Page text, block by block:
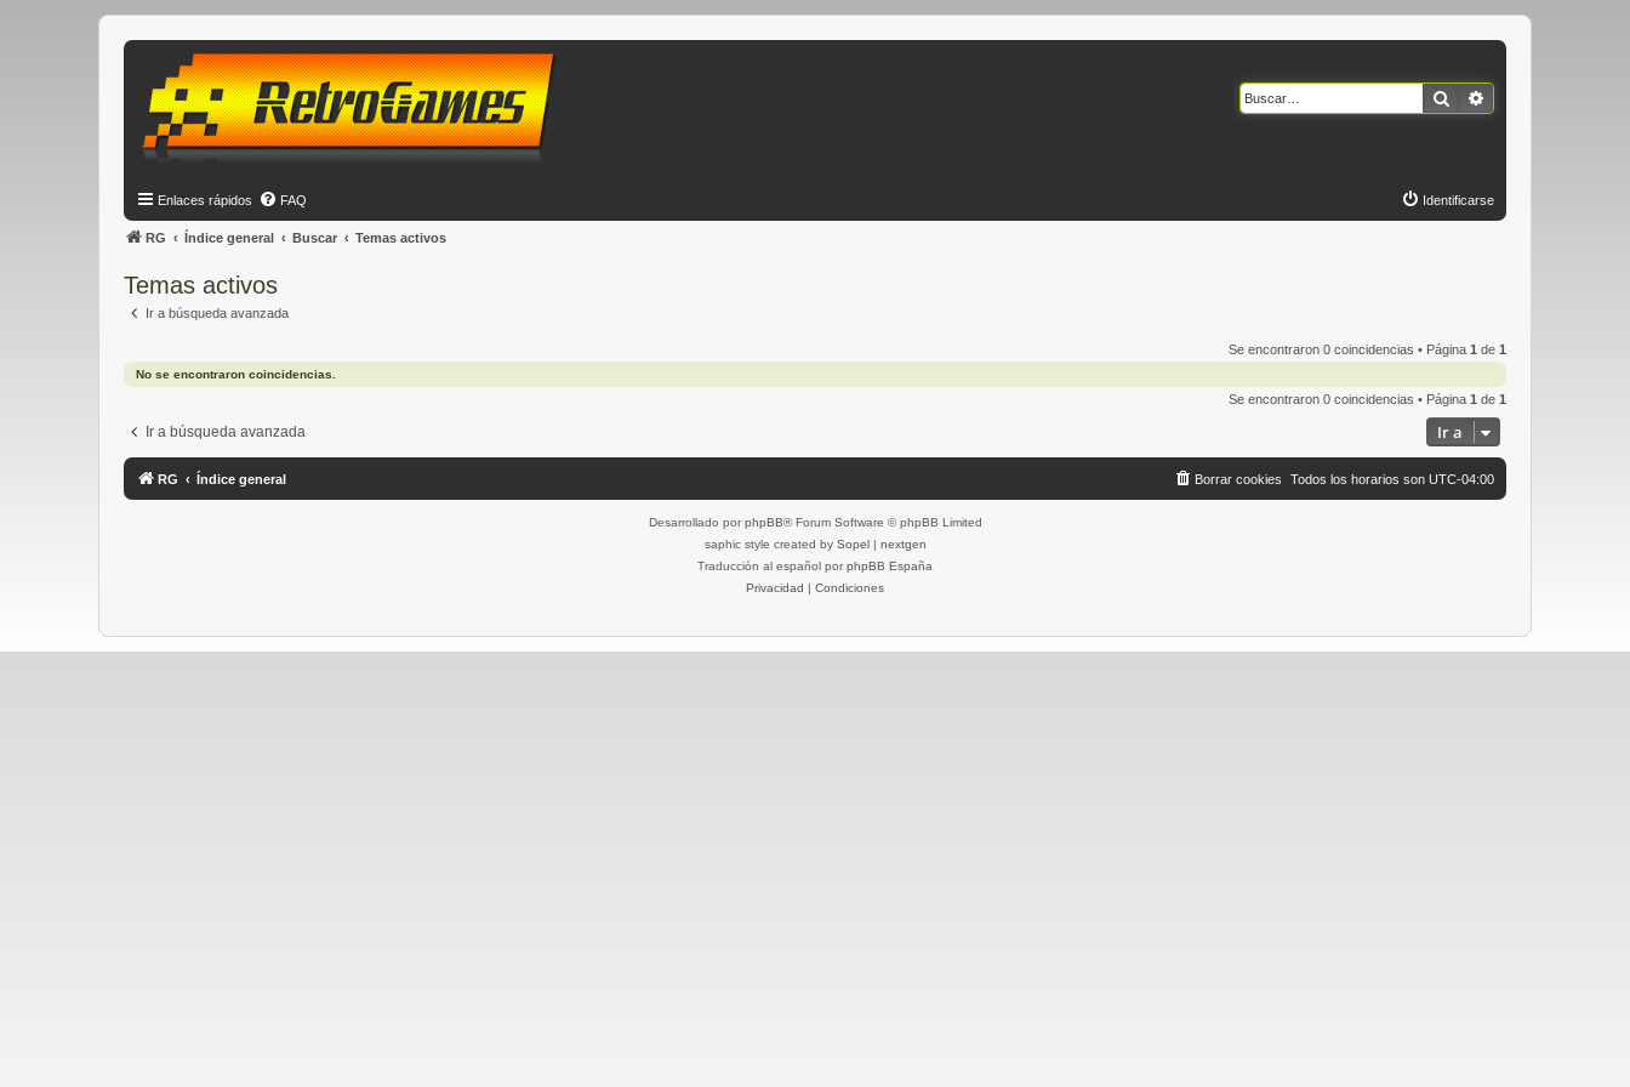
Buscar
Enlaces rápidos FAQ Identificarse
RG Índice general Buscar Temas activos
Temas activos
Ir a búsqueda avanzada
Se encontraron 0 coincidencias • Página 1 de 1
No se encontraron coincidencias.
Se encontraron 0 coincidencias • Página 1 de 1
Ir a búsqueda avanzada Ir a
RG Índice general Todos los horarios son UTC-04:00
Borrar cookies
Desarrollado por phpBB® Forum Software © phpBB Limited
saphic style created by Sopel| nextgen
Traducción al español por phpBB España
Privacidad | Condiciones